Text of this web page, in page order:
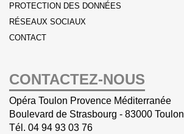
PROTECTION DES DONNÉES
RÉSEAUX SOCIAUX
CONTACT
CONTACTEZ-NOUS
Opéra Toulon Provence Méditerranée
Boulevard de Strasbourg - 83000 Toulon
Tél. 04 94 93 03 76